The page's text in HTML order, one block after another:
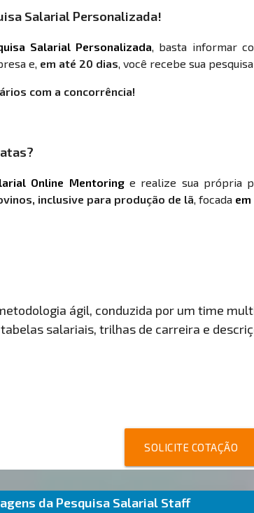
Salarial Personalizada!
Salarial Personalizada , basta informar
e, em até 20 dias , você recebe sua
com a concorrência!
Online Mentoringe realize sua própria
inclusive para produção de lã , focada
ágil, conduzida por um time
salariais, trilhas de carreira e
SOLICITE COTAÇÃO
da Pesquisa Salarial Staff